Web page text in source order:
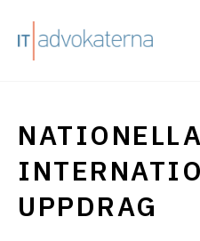
UPPDRAG